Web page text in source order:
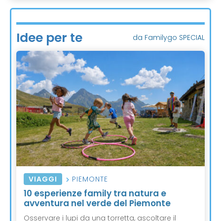
Idee per te da Familygo SPECIAL
VIAGGI PIEMONTE
10 esperienze family tra natura e
avventura nel verde del Piemonte
Osservare i lupi da una torretta, ascoltare il